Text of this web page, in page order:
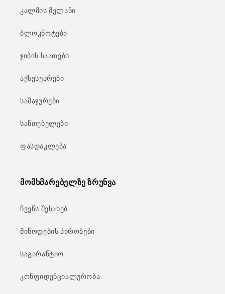
კალმის მელანი
ბლოკნოტები
ჯიბის საათები
აქსესუარები
სამაჯურები
სანთებელები
ფასდაკლება
მომხმარებელზე ზრუნვა
ჩვენს შესახებ
მიწოდების პირობები
საგარანტიო
კონფიდენციალურობა